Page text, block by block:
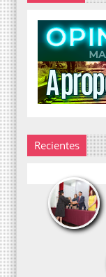
Recientes